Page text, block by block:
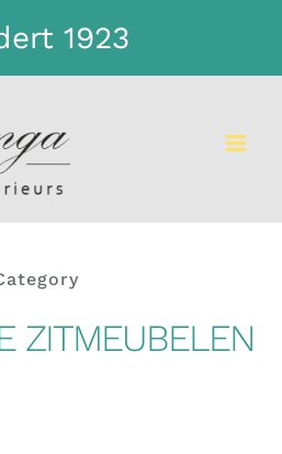
ZITMEUBELEN
1923